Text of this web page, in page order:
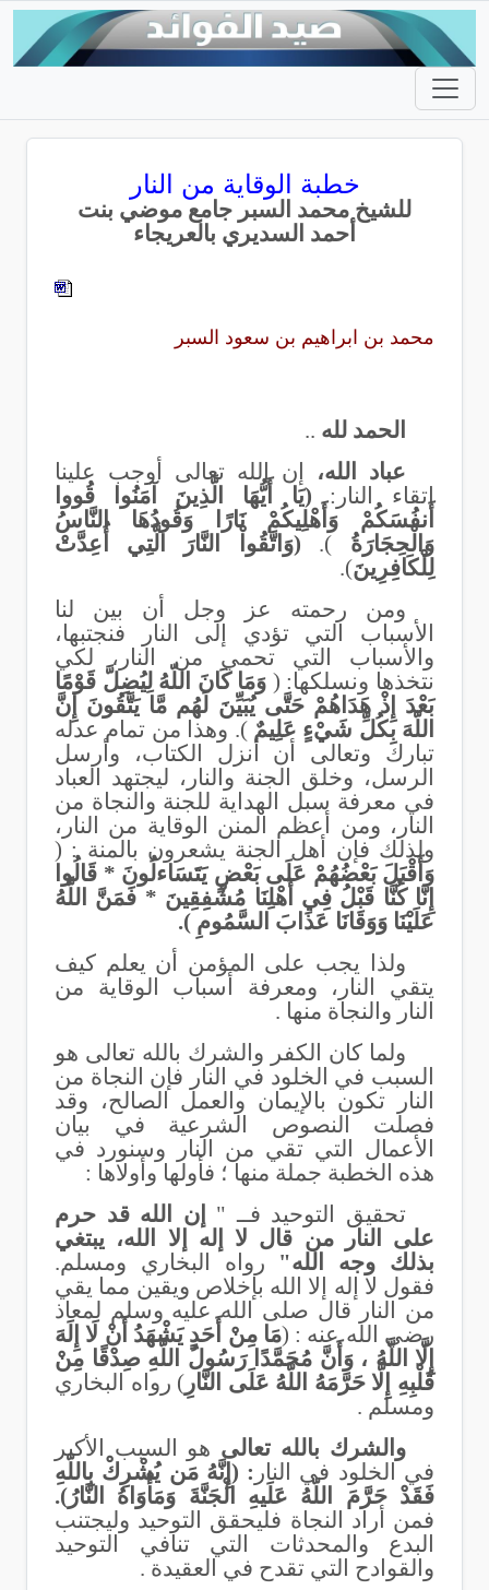
خطبة الوقاية من النار
للشيخ محمد السبر جامع موضي بنت
أحمد السديري بالعريجاء
محمد بن ابراهيم بن سعود السبر
الحمد لله ..
عباد الله، إن الله تعالى أوجب علينا
اتقاء النار:(يَا أَيُّهَا الَّذِينَ آمَنُوا قُووا
أَنفُسَكُمْ وَأَهْلِيكُمْ نَارًا وَقُودُهَا النَّاسُ
وَالْحِجَارَةُ
). (وَاتَّقُواْ النَّارَ الَّتِي أُعِدَّتْ
لِلْكَافِرِينَ).
ومن رحمته عز وجل أن بين لنا
الأسباب التي تؤدي إلى النار فنجتبها،
والأسباب التي تحمي من النار، لكي
نتخذها ونسلكها: ( وَمَا كَانَ اللّهُ لِيُضِلَّ قَوْمًا
بَعْدَ إِذْ هَدَاهُمْ حَتَّى يُبَيِّنَ لَهُم مَّا يَتَّقُونَ إِنَّ
اللّهَ بِكُلِّ شَيْءٍ عَلِيمٌ ). وهذا من تمام عدله
تبارك وتعالى أن أنزل الكتاب، وأرسل
الرسل، وخلق الجنة والنار، ليجتهد العباد
في معرفة سبل الهداية للجنة والنجاة من
النار، ومن أعظم المنن الوقاية من النار،
ولذلك فإن أهل الجنة يشعرون بالمنة : (
وَأَقْبَلَ بَعْضُهُمْ عَلَى بَعْضٍ يَتَسَاءلُونَ * قَالُوا
إِنَّا كُنَّا قَبْلُ فِي أَهْلِنَا مُشْفِقِينَ * فَمَنَّ اللَّهُ
عَلَيْنَا وَوَقَانَا عَذَابَ السَّمُومِ ).
ولذا يجب على المؤمن أن يعلم كيف
يتقي النار، ومعرفة أسباب الوقاية من
النار والنجاة منها .
ولما كان الكفر والشرك بالله تعالى هو
السبب في الخلود في النار فإن النجاة من
النار تكون بالإيمان والعمل الصالح، وقد
فصلت النصوص الشرعية في بيان
الأعمال التي تقي من النار وسنورد في
هذه الخطبة جملة منها ؛ فأولها وأولاها :
تحقيق التوحيد فــ "
إن الله قد حرم
على النار من قال لا إله إلا الله، يبتغي
بذلك وجه الله" رواه البخاري ومسلم.
فقول لا إله إلا الله بإخلاص ويقين مما يقي
من النار قال صلى الله عليه وسلم لمعاذ
رضي الله عنه : (مَا مِنْ أَحَدٍ يَشْهَدُ أَنْ لَا إِلَهَ
إِلَّا اللَّهُ ، وَأَنَّ مُحَمَّدًا رَسُولُ اللَّهِ صِدْقًا مِنْ
قَلْبِهِ إِلَّا حَرَّمَهُ اللَّهُ عَلَى النَّارِ ) رواه البخاري
ومسلم .
والشرك بالله تعالى هو السبب الأكبر
في الخلود في النار : (إِنَّهُ مَن يُشْرِكْ بِاللّهِ
فَقَدْ حَرَّمَ اللّهُ عَلَيهِ الْجَنَّةَ وَمَأْوَاهُ النَّارُ).
فمن أراد النجاة فليحقق التوحيد وليجتنب
البدع والمحدثات التي تنافي التوحيد
والقوادح التي تقدح في العقيدة .